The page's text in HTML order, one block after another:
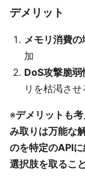
デメリット
メモリ消費の
加
DoS攻撃脆弱
リを枯渇さ
※デメリットも
み取りは万能な
のを特定のAPI
選択肢を取るこ